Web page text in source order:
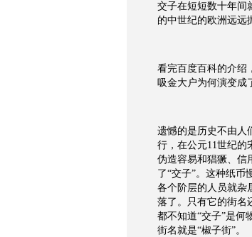
交子在短短数十年间
的中世纪的欧洲远远
看完百度百科的介绍
吸金大户为何演变成
遗憾的是历史不由人
行，在公元11世纪的
伪造容易和猖獗、信
了“交子”。这种纸币
各个阶层的人员就杂
落了。只有它的街名
都不知道“交子”是何
街名就是“椒子街”。